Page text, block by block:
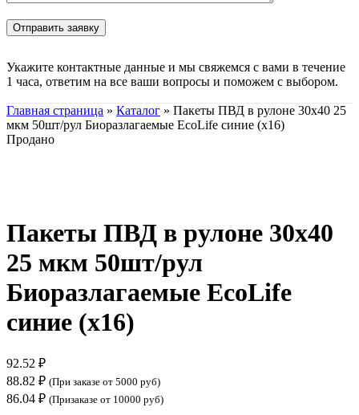
Укажите контактные данные и мы свяжемся с вами в течение
1 часа, ответим на все ваши вопросы и поможем с выбором.
Главная страница » Каталог » Пакеты ПВД в рулоне 30х40 25
мкм 50шт/рул Биоразлагаемые EcoLife синие (х16)
Продано
Пакеты ПВД в рулоне 30х40
25 мкм 50шт/рул
Биоразлагаемые EcoLife
синие (х16)
92.52 ₽
88.82 ₽ (При заказе от 5000 руб)
86.04 ₽ (Призаказе от 10000 руб)